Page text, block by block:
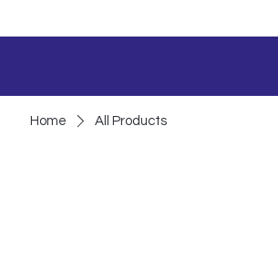
Home All Products